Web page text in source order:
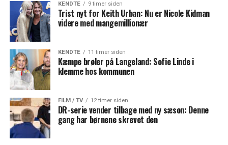
KENDTE 9 timer siden
Trist nyt for Keith Urban: Nu er Nicole Kidman
videre med mangemillionær
KENDTE 11 timer siden
Kæmpe brøler på Langeland: Sofie Linde i
klemme hos kommunen
FILM / TV 12 timer siden
DR-serie vender tilbage med ny sæson: Denne
gang har børnene skrevet den